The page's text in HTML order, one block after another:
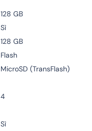
128 GB
Sì
128 GB
Flash
MicroSD (TransFlash)
4
Sì